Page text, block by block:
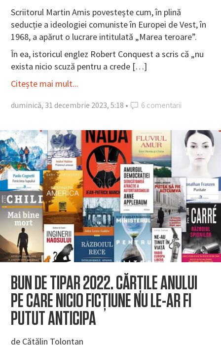
Scriitorul Martin Amis povestește cum, în plină
seducție a ideologiei comuniste în Europei de Vest, în
1968, a apărut o lucrare intitulată „Marea teroare”.
În ea, istoricul englez Robert Conquest a scris că „nu
exista nicio scuză pentru a crede […]
Citește mai mult...
duminică, 31 decembrie 2023, 5:18 • 6 comentarii
BUN DE TIPAR 2022. CĂRȚILE ANULUI
PE CARE NICIO FICȚIUNE NU LE-AR FI
PUTUT ANTICIPA
de Cătălin Tolontan